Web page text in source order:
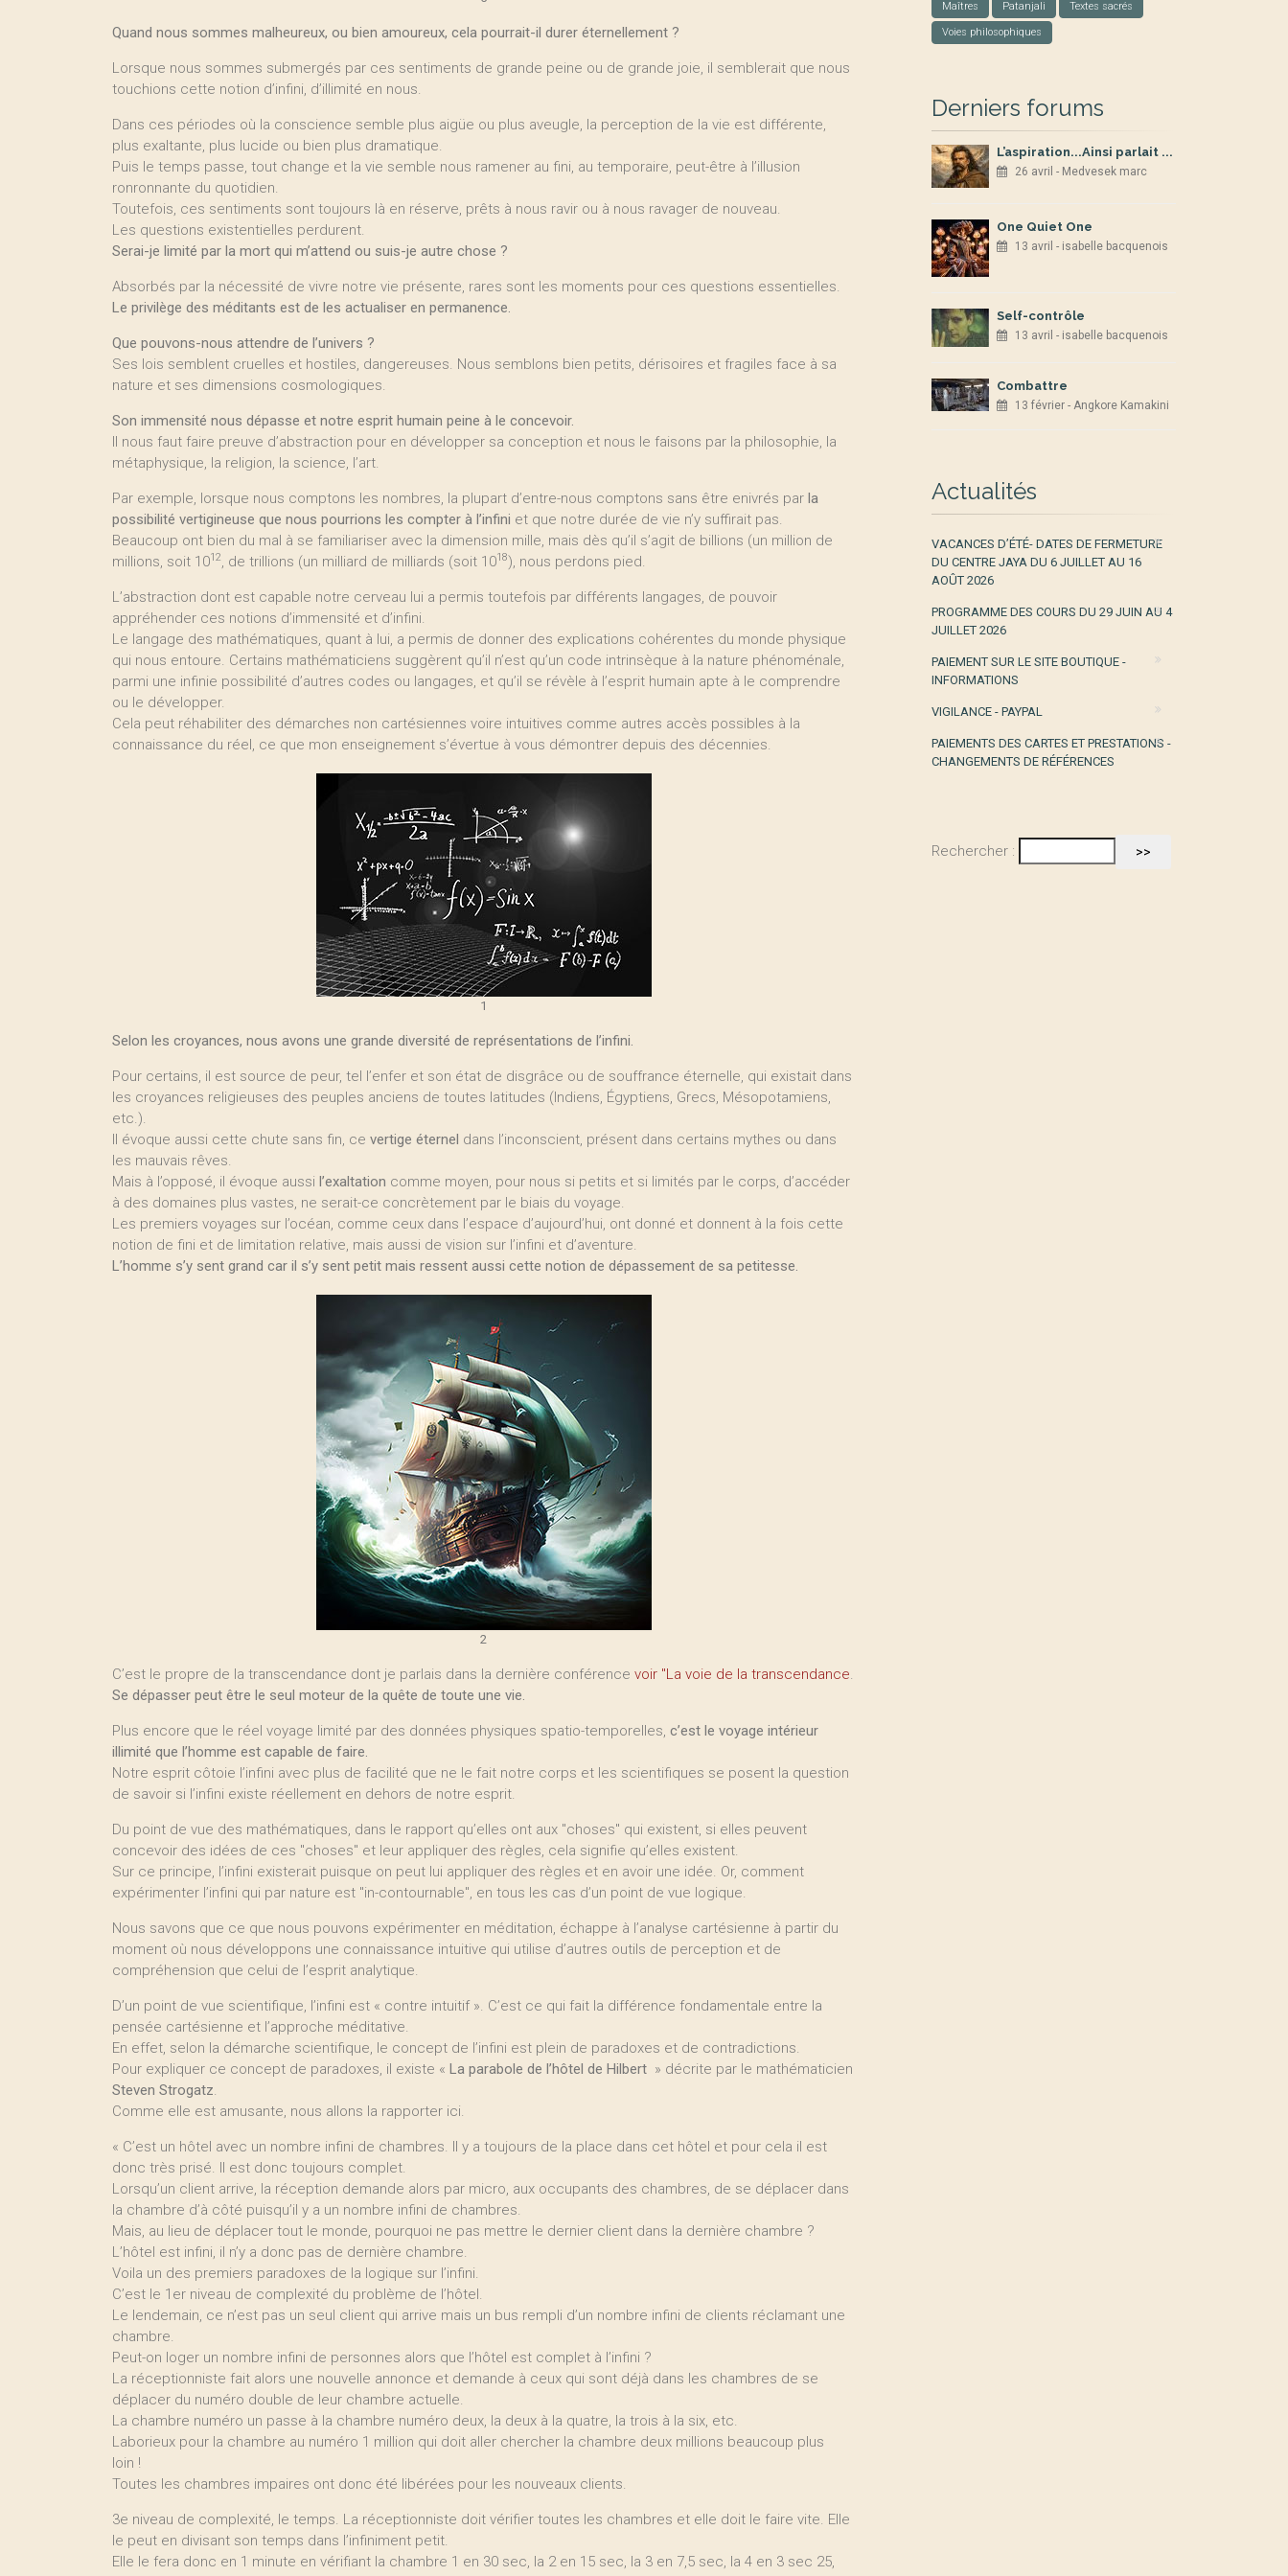
Quand nous sommes malheureux, ou bien amoureux, cela pourrait-il durer éternellement ?
Lorsque nous sommes submergés par ces sentiments de grande peine ou de grande joie, il semblerait que nous
touchions cette notion d’infini, d’illimité en nous.
Dans ces périodes où la conscience semble plus aigüe ou plus aveugle, la perception de la vie est différente,
plus exaltante, plus lucide ou bien plus dramatique.
Puis le temps passe, tout change et la vie semble nous ramener au fini, au temporaire, peut-être à l’illusion
ronronnante du quotidien.
Toutefois, ces sentiments sont toujours là en réserve, prêts à nous ravir ou à nous ravager de nouveau.
Les questions existentielles perdurent.
Serai-je limité par la mort qui m’attend ou suis-je autre chose ?
Absorbés par la nécessité de vivre notre vie présente, rares sont les moments pour ces questions essentielles.
Le privilège des méditants est de les actualiser en permanence.
Que pouvons-nous attendre de l’univers ?
Ses lois semblent cruelles et hostiles, dangereuses. Nous semblons bien petits, dérisoires et fragiles face à sa
nature et ses dimensions cosmologiques.
Son immensité nous dépasse et notre esprit humain peine à le concevoir.
Il nous faut faire preuve d’abstraction pour en développer sa conception et nous le faisons par la philosophie, la
métaphysique, la religion, la science, l’art.
Par exemple, lorsque nous comptons les nombres, la plupart d’entre-nous comptons sans être enivrés par la
possibilité vertigineuse que nous pourrions les compter à l’infini et que notre durée de vie n’y suffirait pas.
Beaucoup ont bien du mal à se familiariser avec la dimension mille, mais dès qu’il s’agit de billions (un million de
millions, soit 1012, de trillions (un milliard de milliards (soit 1018), nous perdons pied.
L’abstraction dont est capable notre cerveau lui a permis toutefois par différents langages, de pouvoir
appréhender ces notions d’immensité et d’infini.
Le langage des mathématiques, quant à lui, a permis de donner des explications cohérentes du monde physique
qui nous entoure. Certains mathématiciens suggèrent qu’il n’est qu’un code intrinsèque à la nature phénoménale,
parmi une infinie possibilité d’autres codes ou langages, et qu’il se révèle à l’esprit humain apte à le comprendre
ou le développer.
Cela peut réhabiliter des démarches non cartésiennes voire intuitives comme autres accès possibles à la
connaissance du réel, ce que mon enseignement s’évertue à vous démontrer depuis des décennies.
1
Selon les croyances, nous avons une grande diversité de représentations de l’infini.
Pour certains, il est source de peur, tel l’enfer et son état de disgrâce ou de souffrance éternelle, qui existait dans
les croyances religieuses des peuples anciens de toutes latitudes (Indiens, Égyptiens, Grecs, Mésopotamiens,
etc.).
Il évoque aussi cette chute sans fin, ce vertige éternel dans l’inconscient, présent dans certains mythes ou dans
les mauvais rêves.
Mais à l’opposé, il évoque aussi l’exaltation comme moyen, pour nous si petits et si limités par le corps, d’accéder
à des domaines plus vastes, ne serait-ce concrètement par le biais du voyage.
Les premiers voyages sur l’océan, comme ceux dans l’espace d’aujourd’hui, ont donné et donnent à la fois cette
notion de fini et de limitation relative, mais aussi de vision sur l’infini et d’aventure.
L’homme s’y sent grand car il s’y sent petit mais ressent aussi cette notion de dépassement de sa petitesse.
2
C’est le propre de la transcendance dont je parlais dans la dernière conférence voir "La voie de la transcendance.
Se dépasser peut être le seul moteur de la quête de toute une vie.
Plus encore que le réel voyage limité par des données physiques spatio-temporelles, c’est le voyage intérieur
illimité que l’homme est capable de faire.
Notre esprit côtoie l’infini avec plus de facilité que ne le fait notre corps et les scientifiques se posent la question
de savoir si l’infini existe réellement en dehors de notre esprit.
Du point de vue des mathématiques, dans le rapport qu’elles ont aux "choses" qui existent, si elles peuvent
concevoir des idées de ces "choses" et leur appliquer des règles, cela signifie qu’elles existent.
Sur ce principe, l’infini existerait puisque on peut lui appliquer des règles et en avoir une idée. Or, comment
expérimenter l’infini qui par nature est "in-contournable", en tous les cas d’un point de vue logique.
Nous savons que ce que nous pouvons expérimenter en méditation, échappe à l’analyse cartésienne à partir du
moment où nous développons une connaissance intuitive qui utilise d’autres outils de perception et de
compréhension que celui de l’esprit analytique.
D’un point de vue scientifique, l’infini est « contre intuitif ». C’est ce qui fait la différence fondamentale entre la
pensée cartésienne et l’approche méditative.
En effet, selon la démarche scientifique, le concept de l’infini est plein de paradoxes et de contradictions.
Pour expliquer ce concept de paradoxes, il existe « La parabole de l’hôtel de Hilbert » décrite par le mathématicien
Steven Strogatz.
Comme elle est amusante, nous allons la rapporter ici.
« C’est un hôtel avec un nombre infini de chambres. Il y a toujours de la place dans cet hôtel et pour cela il est
donc très prisé. Il est donc toujours complet.
Lorsqu’un client arrive, la réception demande alors par micro, aux occupants des chambres, de se déplacer dans
la chambre d’à côté puisqu’il y a un nombre infini de chambres.
Mais, au lieu de déplacer tout le monde, pourquoi ne pas mettre le dernier client dans la dernière chambre ?
L’hôtel est infini, il n’y a donc pas de dernière chambre.
Voila un des premiers paradoxes de la logique sur l’infini.
C’est le 1er niveau de complexité du problème de l’hôtel.
Le lendemain, ce n’est pas un seul client qui arrive mais un bus rempli d’un nombre infini de clients réclamant une
chambre.
Peut-on loger un nombre infini de personnes alors que l’hôtel est complet à l’infini ?
La réceptionniste fait alors une nouvelle annonce et demande à ceux qui sont déjà dans les chambres de se
déplacer du numéro double de leur chambre actuelle.
La chambre numéro un passe à la chambre numéro deux, la deux à la quatre, la trois à la six, etc.
Laborieux pour la chambre au numéro 1 million qui doit aller chercher la chambre deux millions beaucoup plus
loin !
Toutes les chambres impaires ont donc été libérées pour les nouveaux clients.
3e niveau de complexité, le temps. La réceptionniste doit vérifier toutes les chambres et elle doit le faire vite. Elle
le peut en divisant son temps dans l’infiniment petit.
Elle le fera donc en 1 minute en vérifiant la chambre 1 en 30 sec, la 2 en 15 sec, la 3 en 7,5 sec, la 4 en 3 sec 25,
Maîtres Patanjali Textes sacrés
Voies philosophiques
Derniers forums
L’aspiration...Ainsi parlait ...
26 avril - Medvesek marc
One Quiet One
13 avril - isabelle bacquenois
Self-contrôle
13 avril - isabelle bacquenois
Combattre
13 février - Angkore Kamakini
Actualités
VACANCES D’ÉTÉ- DATES DE FERMETURE
DU CENTRE JAYA DU 6 JUILLET AU 16
AOÛT 2026
PROGRAMME DES COURS DU 29 JUIN AU 4
JUILLET 2026
PAIEMENT SUR LE SITE BOUTIQUE -
INFORMATIONS
VIGILANCE - PAYPAL
PAIEMENTS DES CARTES ET PRESTATIONS -
CHANGEMENTS DE RÉFÉRENCES
Rechercher :